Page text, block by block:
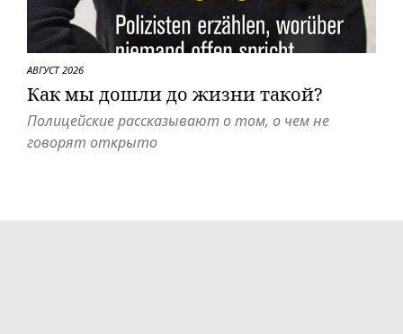
АВГУСТ 2026
Как мы дошли до жизни такой?
Полицейские рассказывают о том, о чем не
говорят открыто